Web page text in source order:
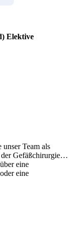
Elektive
Team als
der Gefäßchirurgie…
eine
eine